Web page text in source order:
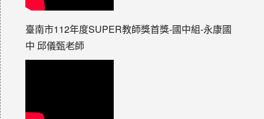
臺南市112年度SUPER教師獎首獎-國中組-永康國
中 邱儀甄老師